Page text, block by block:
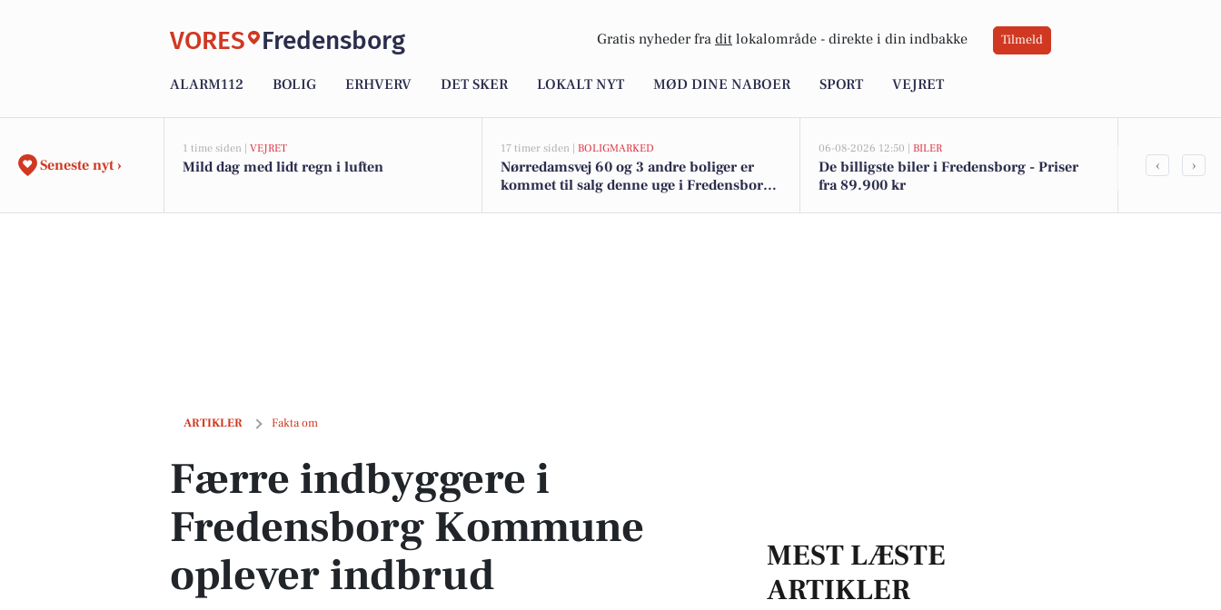
VORES Fredensborg Gratis nyheder fra dit lokalområde - direkte i din indbakke Tilmeld
ALARM112 BOLIG ERHVERV DET SKER LOKALT NYT MØD DINE NABOER SPORT VEJRET
Seneste nyt ›
1 time siden | VEJRET
Mild dag med lidt regn i luften
17 timer siden | BOLIGMARKED
Nørredamsvej 60 og 3 andre boliger er
kommet til salg denne uge i Fredensborg -
06-08-2026 12:50 | BILER
De billigste biler i Fredensborg - Priser
fra 89.900 kr
Hærværk
‹ ›
ARTIKLER Fakta om
Færre indbyggere i Fredensborg Kommune oplever indbrud
Færre indbyggere i
Fredensborg Kommune
oplever indbrud
MEST LÆSTE
ARTIKLER